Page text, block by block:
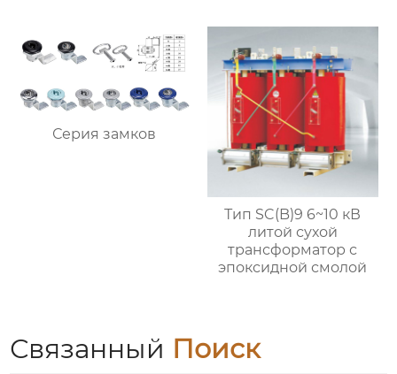
Серия замков
Тип SC(B)9 6~10 кВ
литой сухой
трансформатор с
эпоксидной смолой
Связанный Поиск